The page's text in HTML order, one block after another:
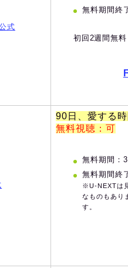
式
無料期間終
初回2週間無
90日、愛する
無料視聴：可
無料期間：
無料期間終
※U-NEXTは
なものもあり
す。